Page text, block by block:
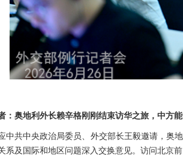
：奥地利外长赖辛格刚刚结束访华之旅，中方
中共中央政治局委员、外交部长王毅邀请，奥
系及国际和地区问题深入交换意见。访问北京